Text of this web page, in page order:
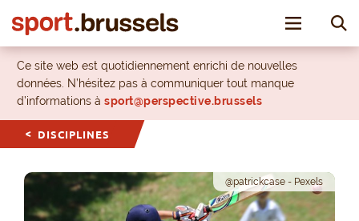
Toggle
Ce site web est quotidiennement enrichi de nouvelles
données. N’hésitez pas à communiquer tout manque
d’informations à sport@perspective.brussels
DISCIPLINES
@patrickcase - Pexels